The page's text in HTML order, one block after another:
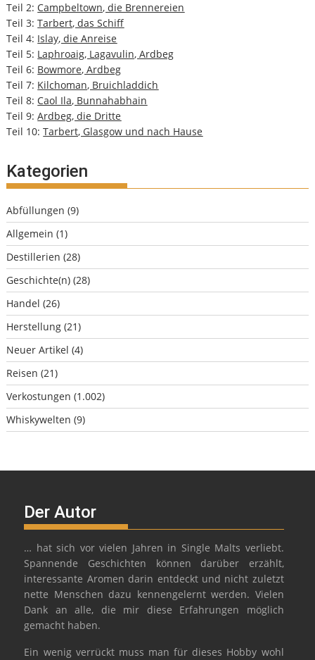
Teil 2: Campbeltown, die Brennereien
Teil 3:Tarbert, das Schiff
Teil 4: Islay, die Anreise
Teil 5: Laphroaig, Lagavulin, Ardbeg
Teil 6: Bowmore, Ardbeg
Teil 7: Kilchoman, Bruichladdich
Teil 8: Caol Ila, Bunnahabhain
Teil 9:Ardbeg, die Dritte
Teil 10:Tarbert, Glasgow und nach Hause
Kategorien
Abfüllungen (9)
Allgemein (1)
Destillerien (28)
Geschichte(n) (28)
Handel (26)
Herstellung (21)
Neuer Artikel (4)
Reisen (21)
Verkostungen (1.002)
Whiskywelten (9)
Der Autor
… hat sich vor vielen Jahren in Single Malts verliebt.
Spannende Geschichten können darüber erzählt,
interessante Aromen darin entdeckt und nicht zuletzt
nette Menschen dazu kennengelernt werden. Vielen
Dank an alle, die mir diese Erfahrungen möglich
gemacht haben.
Ein wenig verrückt muss man für dieses Hobby wohl